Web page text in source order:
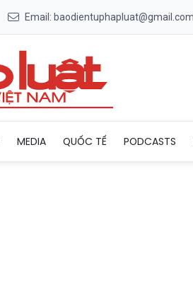
Email: baodientuphapluat@gmail.com
MEDIA QUỐC TẾ PODCASTS